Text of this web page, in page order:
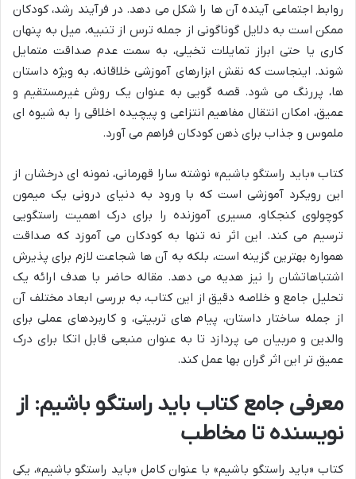
روابط اجتماعی آینده آن ها را شکل می دهد. در فرآیند رشد، کودکان
ممکن است به دلایل گوناگونی از جمله ترس از تنبیه، میل به پنهان
کاری یا حتی ابراز تمایلات تخیلی، به سمت عدم صداقت متمایل
شوند. اینجاست که نقش ابزارهای آموزشی خلاقانه، به ویژه داستان
ها، پررنگ می شود. قصه گویی به عنوان یک روش غیرمستقیم و
عمیق، امکان انتقال مفاهیم انتزاعی و پیچیده اخلاقی را به شیوه ای
ملموس و جذاب برای ذهن کودکان فراهم می آورد.
کتاب «باید راستگو باشیم» نوشته سارا قهرمانی، نمونه ای درخشان از
این رویکرد آموزشی است که با ورود به دنیای درونی یک میمون
کوچولوی کنجکاو، مسیری آموزنده را برای درک اهمیت راستگویی
ترسیم می کند. این اثر نه تنها به کودکان می آموزد که صداقت
همواره بهترین گزینه است، بلکه به آن ها شجاعت لازم برای پذیرش
اشتباهاتشان را نیز هدیه می دهد. مقاله حاضر با هدف ارائه یک
تحلیل جامع و خلاصه دقیق از این کتاب، به بررسی ابعاد مختلف آن
از جمله ساختار داستان، پیام های تربیتی، و کاربردهای عملی برای
والدین و مربیان می پردازد تا به عنوان منبعی قابل اتکا برای درک
عمیق تر این اثر گران بها عمل کند.
معرفی جامع کتاب باید راستگو باشیم: از
نویسنده تا مخاطب
کتاب «باید راستگو باشیم» با عنوان کامل «باید راستگو باشیم»، یکی